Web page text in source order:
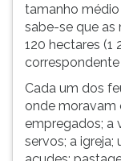
tamanho médio
sabe-se que as
120 hectares (1
Cada um dos
onde moravam
empregados; a
servos; a igreja;